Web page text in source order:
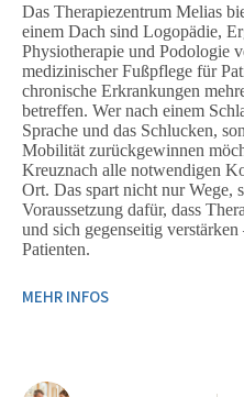
Das Therapiezentrum Melias
einem Dach sind Logopädie,
Physiotherapie und Podologie
medizinischer Fußpflege für
chronische Erkrankungen
betreffen. Wer nach einem
Sprache und das Schlucken,
Mobilität zurückgewinnen
Kreuznach alle notwendigen
Ort. Das spart nicht nur Wege,
Voraussetzung dafür, dass
und sich gegenseitig
Patienten.
MEHR INFOS